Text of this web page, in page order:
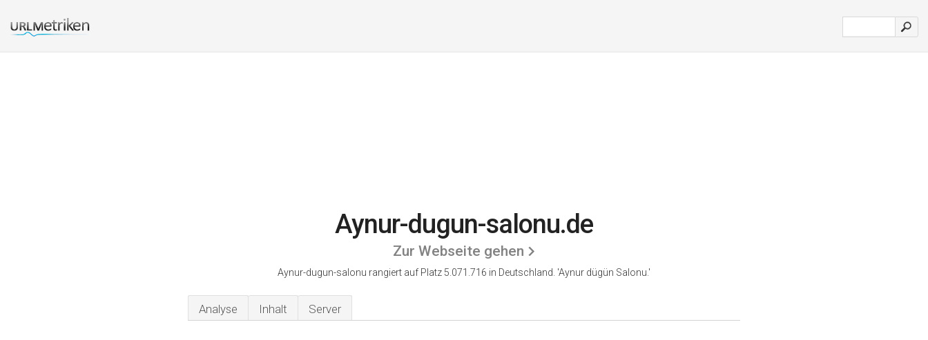
Aynur-dugun-salonu.de
Zur Webseite gehen
Aynur-dugun-salonu rangiert auf Platz 5.071.716 in Deutschland. 'Aynur dügün Salonu.'
Analyse Inhalt Server